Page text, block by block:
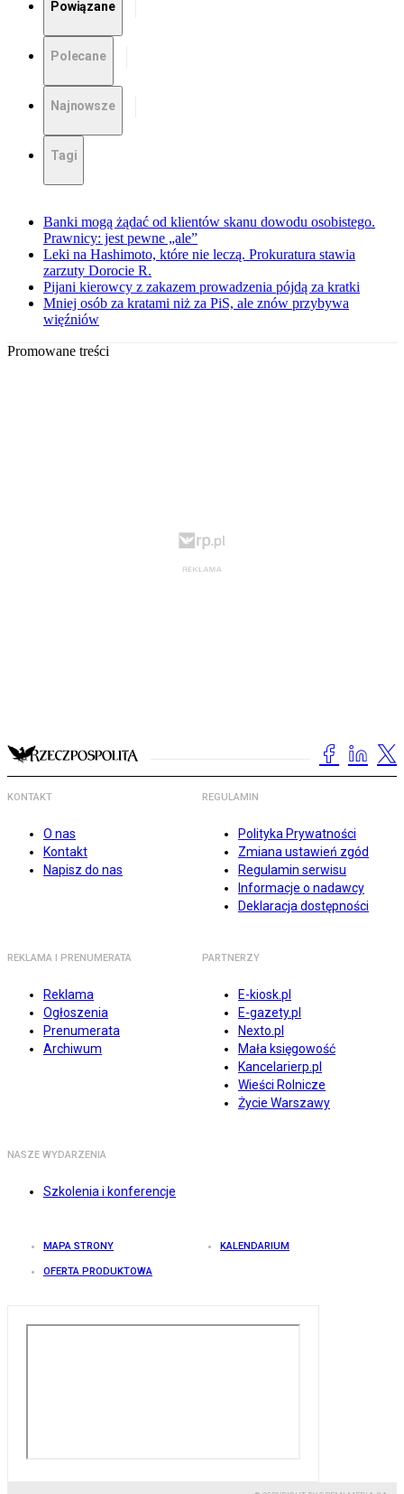
Powiązane
Polecane
Najnowsze
Tagi
Banki mogą żądać od klientów skanu dowodu osobistego.
Prawnicy: jest pewne „ale”
Leki na Hashimoto, które nie leczą. Prokuratura stawia
zarzuty Dorocie R.
Pijani kierowcy z zakazem prowadzenia pójdą za kratki
Mniej osób za kratami niż za PiS, ale znów przybywa
więźniów
Promowane treści
KONTAKT
O nas
Kontakt
Napisz do nas
REGULAMIN
Polityka Prywatności
Zmiana ustawień zgód
Regulamin serwisu
Informacje o nadawcy
Deklaracja dostępności
REKLAMA I PRENUMERATA
Reklama
Ogłoszenia
Prenumerata
Archiwum
PARTNERZY
E-kiosk.pl
E-gazety.pl
Nexto.pl
Mała księgowość
Kancelarierp.pl
Wieści Rolnicze
Życie Warszawy
NASZE WYDARZENIA
Szkolenia i konferencje
MAPA STRONY KALENDARIUM
OFERTA PRODUKTOWA